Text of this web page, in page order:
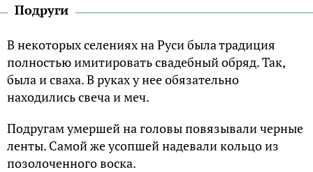
Подруги
В некоторых селениях на Руси была традиция
полностью имитировать свадебный обряд. Так,
была и сваха. В руках у нее обязательно
находились свеча и меч.
Подругам умершей на головы повязывали черные
ленты. Самой же усопшей надевали кольцо из
позолоченного воска.